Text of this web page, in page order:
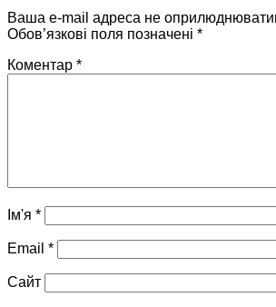
Ваша e-mail адреса не
Обов’язкові поля позначені *
Коментар *
Ім'я *
Email *
Сайт